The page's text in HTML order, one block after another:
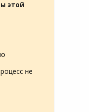
этой
не